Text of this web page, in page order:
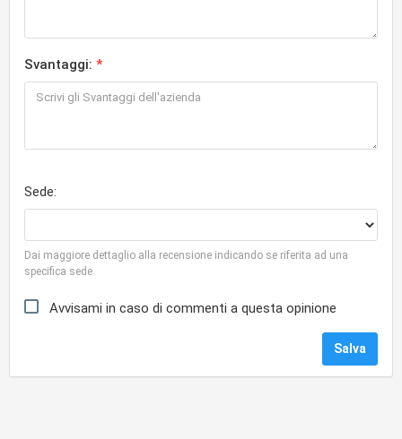
Svantaggi:
Sede:
Dai maggiore dettaglio alla recensione indicando se riferita ad una
specifica sede
Avvisami in caso di commenti a questa opinione